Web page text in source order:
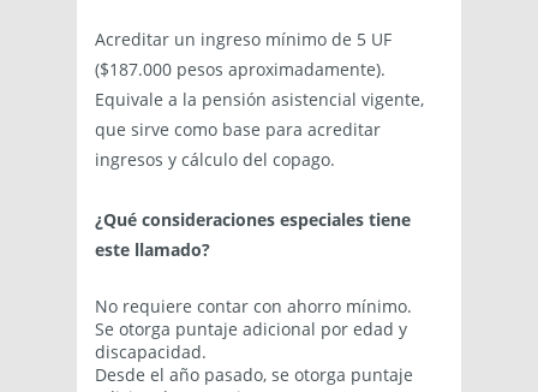
Acreditar un ingreso mínimo de 5 UF
($187.000 pesos aproximadamente).
Equivale a la pensión asistencial vigente,
que sirve como base para acreditar
ingresos y cálculo del copago.
¿Qué consideraciones especiales tiene
este llamado?
No requiere contar con ahorro mínimo.
Se otorga puntaje adicional por edad y
discapacidad.
Desde el año pasado, se otorga puntaje